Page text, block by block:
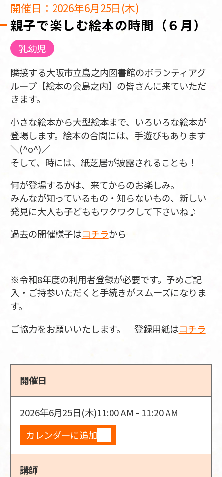
開催日：2026年6月25日(木)
親子で楽しむ絵本の時間（６月）
乳幼児
隣接する大阪市立島之内図書館のボランティアグ
ループ【絵本の会島之内】の皆さんに来ていただ
きます。
小さな絵本から大型絵本まで、いろいろな絵本が
登場します。絵本の合間には、手遊びもあります
＼(^o^)／
そして、時には、紙芝居が披露されることも！
何が登場するかは、来てからのお楽しみ。
みんなが知っているもの・知らないもの、新しい
発見に大人も子どももワクワクして下さいね♪
過去の開催様子はコチラから
※令和8年度の利用者登録が必要です。予めご記
入・ご持参いただくと手続きがスムーズになりま
す。
ご協力をお願いいたします。 登録用紙はコチラ
開催日
2026年6月25日(木)11:00 AM - 11:20 AM
カレンダーに追加
講師